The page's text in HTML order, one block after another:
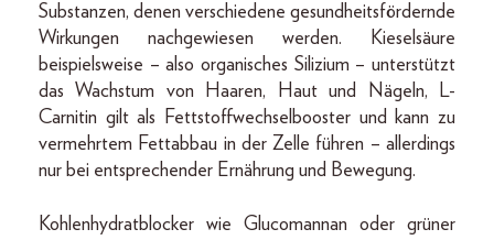
Substanzen, denen verschiedene gesundheitsfördernde
Wirkungen nachgewiesen werden. Kieselsäure
beispielsweise – also organisches Silizium – unterstützt
das Wachstum von Haaren, Haut und Nägeln, L-
Carnitin gilt als Fettstoffwechselbooster und kann zu
vermehrtem Fettabbau in der Zelle führen – allerdings
nur bei entsprechender Ernährung und Bewegung.
Kohlenhydratblocker wie Glucomannan oder grüner